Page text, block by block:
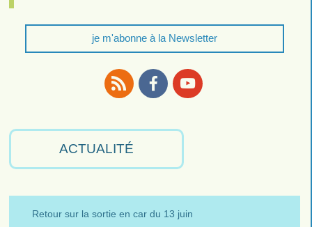
je m'abonne à la Newsletter
ACTUALITÉ
Retour sur la sortie en car du 13 juin